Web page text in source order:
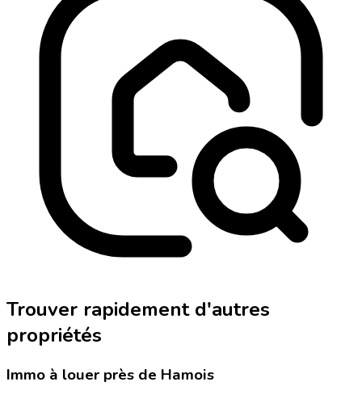
Trouver rapidement d'autres
propriétés
Immo à louer près de Hamois